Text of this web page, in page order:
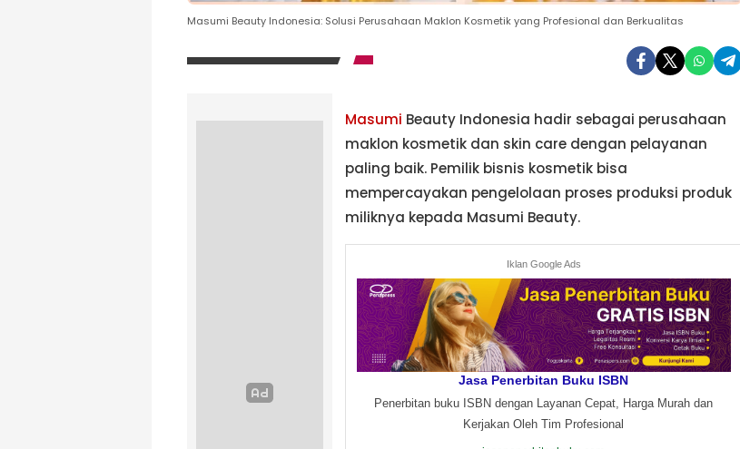
Masumi Beauty Indonesia: Solusi Perusahaan Maklon Kosmetik yang Profesional dan Berkualitas
Masumi Beauty Indonesia hadir sebagai perusahaan
maklon kosmetik dan skin care dengan pelayanan
paling baik. Pemilik bisnis kosmetik bisa
mempercayakan pengelolaan proses produksi produk
miliknya kepada Masumi Beauty.
Iklan Google Ads
Jasa Penerbitan Buku ISBN
Penerbitan buku ISBN dengan Layanan Cepat, Harga Murah dan
Kerjakan Oleh Tim Profesional